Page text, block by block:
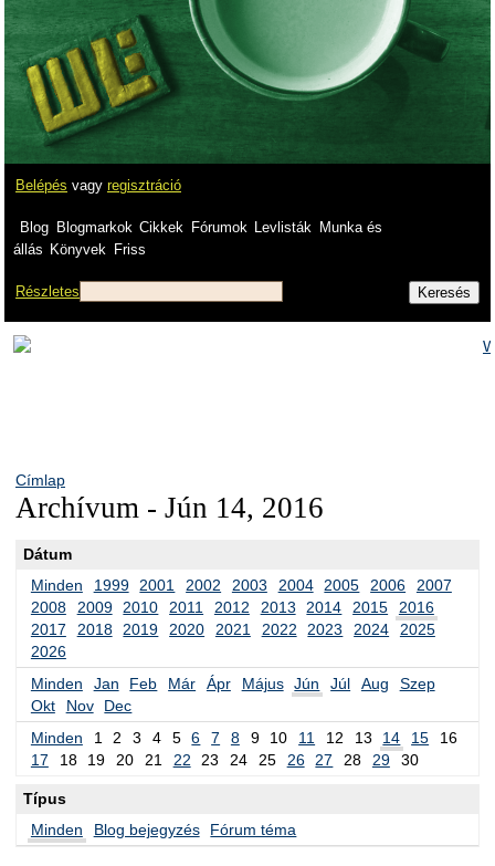
Belépés vagy regisztráció
Blog Blogmarkok Cikkek Fórumok Levlisták
Munka és
állás Könyvek Friss
Részletes
Címlap
Archívum - Jún 14, 2016
Dátum
Minden
1999 2001 2002 2003 2004 2005 2006
2007
2008
2009 2010 2011 2012 2013 2014 2015
2016
2017
2018 2019 2020 2021 2022 2023 2024
2025
2026
Minden
Jan Feb Már Ápr Május Jún Júl Aug
Szep
Okt
Nov
Dec
Minden
1 2 3 4 5 6 7 8 9 10 11 12 13 14 15
16
17
18 19 20 21 22 23 24 25 26 27 28 29 30
Típus
Minden
Blog bejegyzés Fórum téma